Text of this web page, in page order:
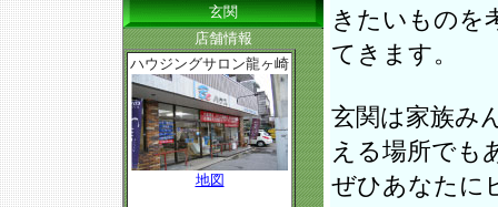
玄関
店舗情報
ハウジングサロン龍ヶ崎
地図
きたいものを
てきます。
玄関は家族み
える場所でも
ぜひあなたに